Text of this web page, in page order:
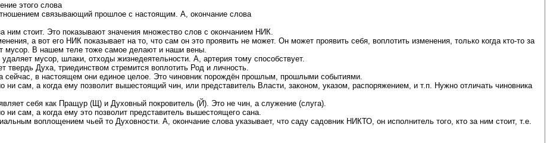
этого слова
связывающий прошлое с настоящим. А, окончание слова
ним стоит. Это показывают значения множество слов с окончанием НИК.
а вот его НИК показывает на то, что сам он это проявить не может. Он может проявить себя, воплотить изменения, только когда кто-то за
мусор. В нашем теле тоже самое делают и наши вены.
мусор, шлаки, отходы жизнедеятельности. А, артерия тому способствует.
Духа, триединством стремится воплотить Род и личность.
сейчас, в настоящем они единое целое. Это чиновник порождён прошлым, прошлыми событиями.
сам, а когда ему позволит вышестоящий чин, или представитель Власти, законом, указом, распоряжением, и т.п. Нужно отличать чиновника
себя как Пращур (Щ) и Духовный покровитель (Й). Это не чин, а служение (слуга).
сам, а когда ему это позволит представитель вышестоящего сана.
воплощением чьей то Духовности. А, окончание слова указывает, что саду садовник НИКТО, он исполнитель того, кто за ним стоит, т.е.